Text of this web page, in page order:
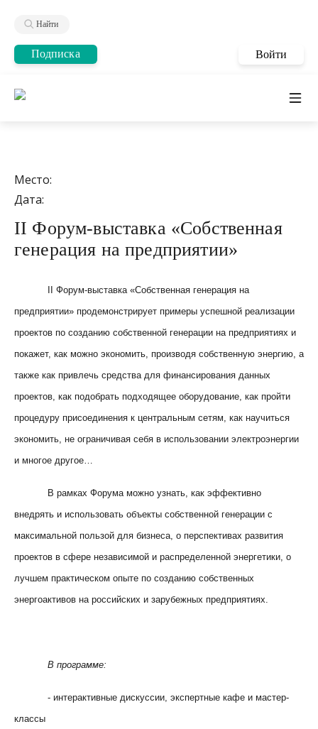
Найти
Подписка Войти
Место:
Дата:
II Форум-выставка «Собственная
генерация на предприятии»
II Форум-выставка «Собственная генерация на
предприятии» продемонстрирует примеры успешной реализации
проектов по созданию собственной генерации на предприятиях и
покажет, как можно экономить, производя собственную энергию, а
также как привлечь средства для финансирования данных
проектов, как подобрать подходящее оборудование, как пройти
процедуру присоединения к центральным сетям, как научиться
экономить, не ограничивая себя в использовании электроэнергии
и многое другое…
В рамках Форума можно узнать, как эффективно
внедрять и использовать объекты собственной генерации с
максимальной пользой для бизнеса, о перспективах развития
проектов в сфере независимой и распределенной энергетики, о
лучшем практическом опыте по созданию собственных
энергоактивов на российских и зарубежных предприятиях.
В программе:
- интерактивные дискуссии, экспертные кафе и мастер-
классы